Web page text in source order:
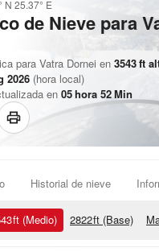
N 25.37° E
de Nieve para
para Vatra Dornei en 3543ft
2026 (hora local)
en 05hora 52Min
Historial de nieve
ft (Medio) 2822ft (Base)